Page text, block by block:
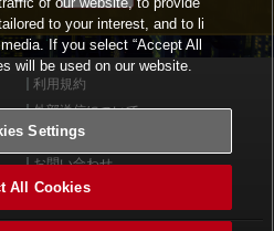
利用規約
外部送信について
サイトポリシー
お問い合わせ
Cookies Settings
to your interest, and to li
If you select “Accept All
will be used on our website.
Settings
All Cookies